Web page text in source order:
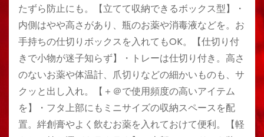
たずら防止にも。【立てて収納できるボックス型】・
内側はやや高さがあり、瓶のお薬や消毒液などを。お
手持ちの仕切りボックスを入れてもOK。【仕切り付
きで小物が迷子知らず】・トレーは仕切り付き。高さ
のないお薬や体温計、爪切りなどの細かいものも、サ
クッと出し入れ。【＋＠で使用頻度の高いアイテム
を】・フタ上部にもミニサイズの収納スペースを配
置。絆創膏やよく飲むお薬を入れておけて便利。【軽